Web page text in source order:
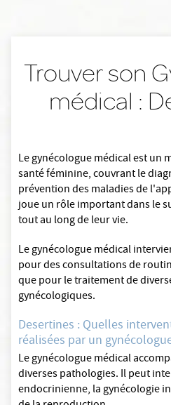
Trouver son
médical :
Le gynécologue médical est un
santé féminine, couvrant le
prévention des maladies de
joue un rôle important dans le
tout au long de leur vie.
Le gynécologue médical
pour des consultations de
que pour le traitement de
gynécologiques.
Desertines : Quelles
réalisées par un
Le gynécologue médical
diverses pathologies. Il peut
endocrinienne, la gynécologie